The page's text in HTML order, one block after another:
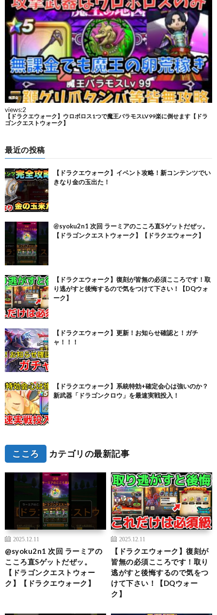
最近の投稿
【ドラクエウォーク】イベント攻略！新コンテンツでい
きなり金の玉出た！
@syoku2n1 次回 ラーミアのこころ直Sゲットだぜッ。
【ドラゴンクエストウォーク】【ドラクエウォーク】
【ドラクエウォーク】復刻が皆無の必須こころです！取
り逃がすと後悔するので気をつけて下さい！【DQウォ
ーク】
【ドラクエウォーク】更新！お知らせ確認と！ガチ
ャ！！！
【ドラクエウォーク】系統特効+確定会心は強いのか？
新武器「ドラゴンクロウ」を最速実戦投入！
こころ カテゴリの最新記事
2025.12.11
@syoku2n1 次回 ラーミアの
こころ直Sゲットだぜッ。
【ドラゴンクエストウォー
ク】【ドラクエウォーク】
2025.12.11
【ドラクエウォーク】復刻が
皆無の必須こころです！取り
逃がすと後悔するので気をつ
けて下さい！【DQウォー
ク】